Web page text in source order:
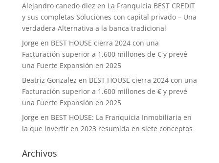
Alejandro canedo diez en La Franquicia BEST CREDIT
y sus completas Soluciones con capital privado – Una
verdadera Alternativa a la banca tradicional
Jorge en BEST HOUSE cierra 2024 con una
Facturación superior a 1.600 millones de € y prevé
una Fuerte Expansión en 2025
Beatriz Gonzalez en BEST HOUSE cierra 2024 con una
Facturación superior a 1.600 millones de € y prevé
una Fuerte Expansión en 2025
Jorge en BEST HOUSE: La Franquicia Inmobiliaria en
la que invertir en 2023 resumida en siete conceptos
Archivos